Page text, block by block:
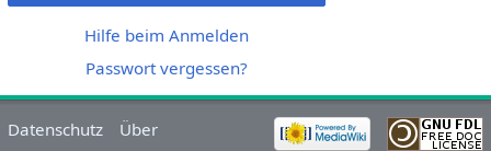
Hilfe beim Anmelden
Passwort vergessen?
Datenschutz
Über